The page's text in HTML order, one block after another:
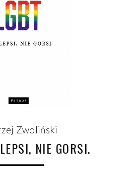
Zwoliński
NIE GORSI.